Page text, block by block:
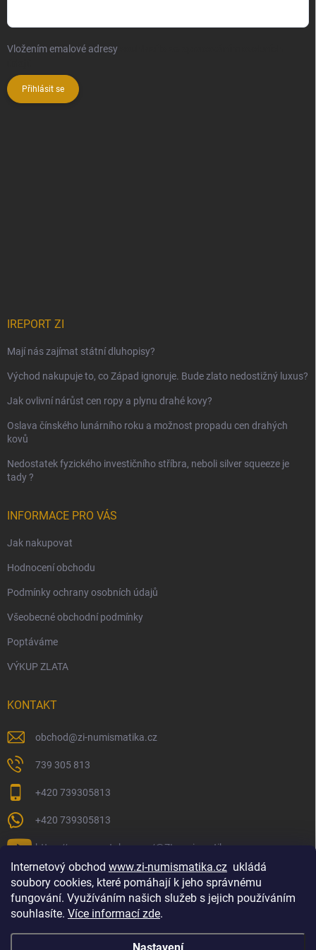
Internetový obchod www.zi-numismatika.cz ukládá
soubory cookies, které pomáhají k jeho správnému
fungování. Využíváním našich služeb s jejich používáním
souhlasíte. Více informací zde.
Vložením emalové adresy
Přihlásit se
IREPORT ZI
Mají nás zajímat státní dluhopisy?
Východ nakupuje to, co Západ ignoruje. Bude zlato nedostižný luxus?
Jak ovlivní nárůst cen ropy a plynu drahé kovy?
Oslava čínského lunárního roku a možnost propadu cen drahých
kovů
Nedostatek fyzického investičního stříbra, neboli silver squeeze je
tady ?
INFORMACE PRO VÁS
Jak nakupovat
Hodnocení obchodu
Podmínky ochrany osobních údajů
Všeobecné obchodní podmínky
Poptáváme
VÝKUP ZLATA
KONTAKT
obchod@zi-numismatika.cz
739 305 813
+420 739305813
+420 739305813
https://www.youtube.com/@ZInumismatika
Zlaté investování Golf shop Golfstart Houby a bylinky